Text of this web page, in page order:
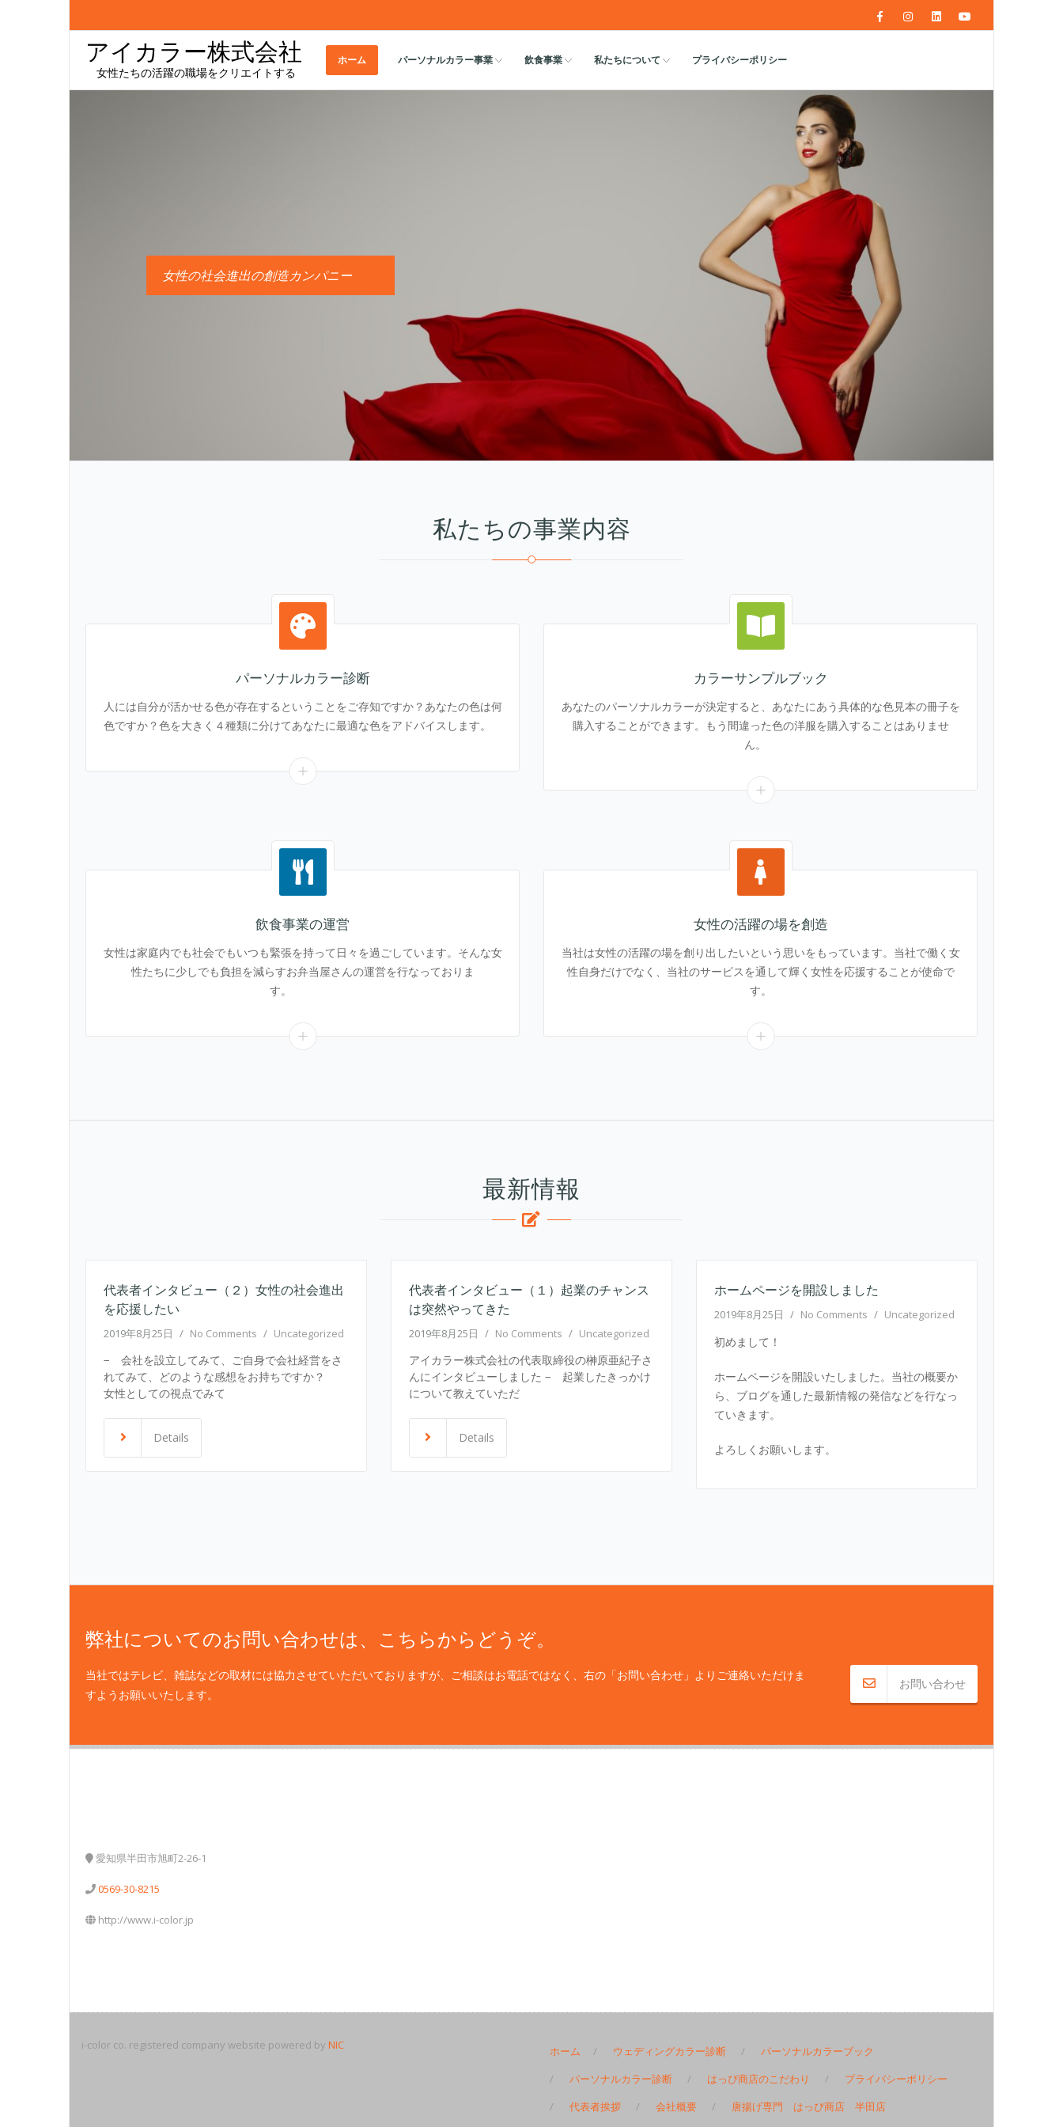
アイカラー株式会社
女性たちの活躍の職場をクリエイトする
ホーム パーソナルカラー事業 飲食事業 私たちについて プライバシーポリシー
女性の社会進出の創造カンパニー
私たちの事業内容
パーソナルカラー診断
人には自分が活かせる色が存在するということをご存知ですか？あなたの色は何
色ですか？色を大きく４種類に分けてあなたに最適な色をアドバイスします。
カラーサンプルブック
あなたのパーソナルカラーが決定すると、あなたにあう具体的な色見本の冊子を
購入することができます。もう間違った色の洋服を購入することはありませ
ん。
飲食事業の運営
女性は家庭内でも社会でもいつも緊張を持って日々を過ごしています。そんな女
性たちに少しでも負担を減らすお弁当屋さんの運営を行なっておりま
す。
女性の活躍の場を創造
当社は女性の活躍の場を創り出したいという思いをもっています。当社で働く女
性自身だけでなく、当社のサービスを通して輝く女性を応援することが使命で
す。
最新情報
代表者インタビュー（２）女性の社会進出
を応援したい
2019年8月25日 / No Comments / Uncategorized
− 会社を設立してみて、ご自身で会社経営をさ
れてみて、どのような感想をお持ちですか？
女性としての視点でみて
Details
代表者インタビュー（１）起業のチャンス
は突然やってきた
2019年8月25日 / No Comments / Uncategorized
アイカラー株式会社の代表取締役の榊原亜紀子さ
んにインタビューしました − 起業したきっかけ
について教えていただ
Details
ホームページを開設しました
2019年8月25日 / No Comments / Uncategorized
初めまして！
ホームページを開設いたしました。当社の概要か
ら、ブログを通した最新情報の発信などを行なっ
ていきます。
よろしくお願いします。
弊社についてのお問い合わせは、こちらからどうぞ。
お問い合わせ
当社ではテレビ、雑誌などの取材には協力させていただいておりますが、ご相談はお電話ではなく、右の「お問い合わせ」よりご連絡いただけま
すようお願いいたします。
愛知県半田市旭町2-26-1
0569-30-8215
http://www.i-color.jp
i-color co. registered company website powered by NIC ホーム ウェディングカラー診断
パーソナルカラーブック
パーソナルカラー診断
はっぴ商店のこだわり
プライバシーポリシー
代表者挨拶
会社概要
唐揚げ専門 はっぴ商店 半田店